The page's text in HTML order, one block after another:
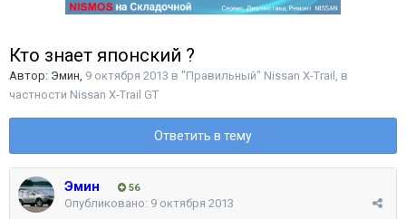
Кто знает японский ?
Автор: Эмин 9 октября 2013 в "Правильный" Nissan X-Trail, в
частности Nissan X-Trail GT
Ответить в тему
Эмин 56
Опубликовано: 9 октября 2013